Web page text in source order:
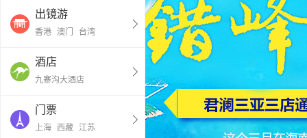
出镜游
香港 澳门 台湾
酒店
九寨沟大酒店
门票
上海 西藏 江苏